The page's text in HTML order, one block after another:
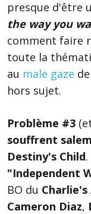
presque d'être
the way you
comment faire
toute la
au male gaze
hors sujet.
Problème #3
souffrent
Destiny's Child
"Independent
BO du Charlie's
Cameron Diaz,